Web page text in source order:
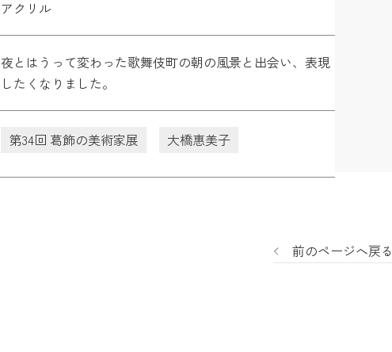
アクリル
夜とはうって変わった歌舞伎町の朝の風景と出会い、表現
したくなりました。
第34回 葛飾の美術家展 大橋惠美子
前のページへ戻る